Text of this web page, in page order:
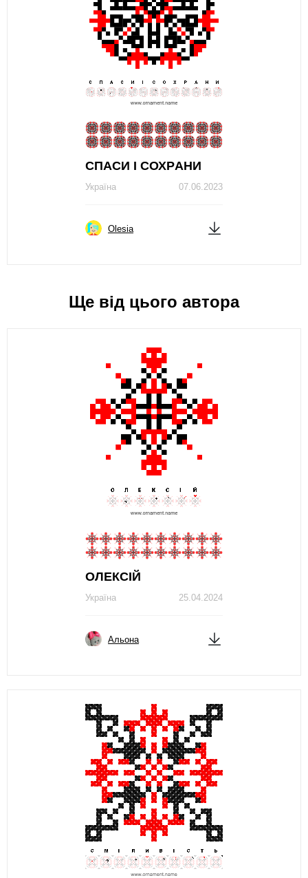
СПAСИ I СОХРAНИ
07.06.2023
Україна
Olesia
Ще від цього автора
ОЛЕКСІЙ
25.04.2024
Україна
Альона